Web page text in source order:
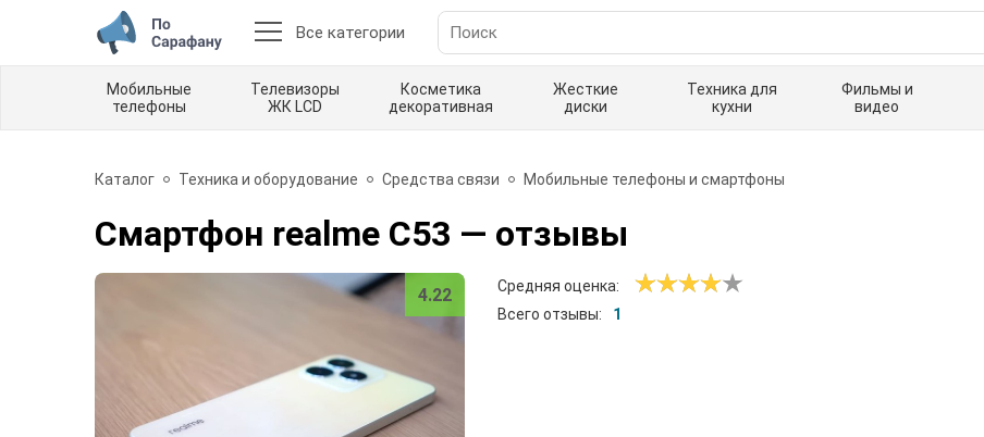
Все категории
Мобильные
телефоны
Телевизоры
ЖК LCD
Косметика
декоративная
Жесткие
диски
Техника для
кухни
Фильмы и
видео
Каталог Техника и оборудование Средства связи Мобильные телефоны и смартфоны
Смартфон realme C53 — отзывы
4.22
Средняя оценка:
Всего отзывы:
1